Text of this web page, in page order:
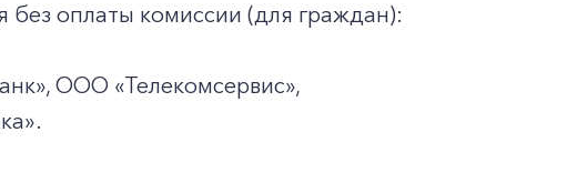
без оплаты комиссии (для граждан):
ООО «Телекомсервис»,